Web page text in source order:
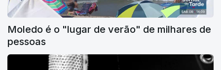
Moledo é o "lugar de verão" de milhares de
pessoas